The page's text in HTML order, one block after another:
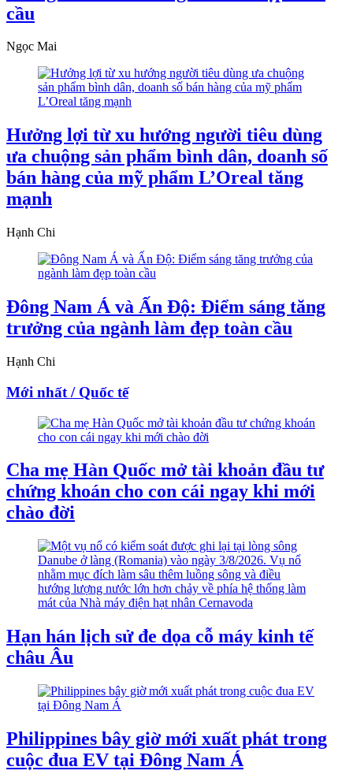
cầu
Ngọc Mai
Hưởng lợi từ xu hướng người tiêu dùng
ưa chuộng sản phẩm bình dân, doanh số
bán hàng của mỹ phẩm L’Oreal tăng
mạnh
Hạnh Chi
Đông Nam Á và Ấn Độ: Điểm sáng tăng
trưởng của ngành làm đẹp toàn cầu
Hạnh Chi
Mới nhất / Quốc tế
Cha mẹ Hàn Quốc mở tài khoản đầu tư
chứng khoán cho con cái ngay khi mới
chào đời
Hạn hán lịch sử đe dọa cỗ máy kinh tế
châu Âu
Philippines bây giờ mới xuất phát trong
cuộc đua EV tại Đông Nam Á